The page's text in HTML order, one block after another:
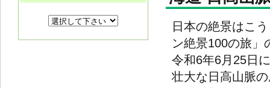
日本の絶景はこ
ン絶景100の旅」
令和6年6月25日
壮大な日高山脈